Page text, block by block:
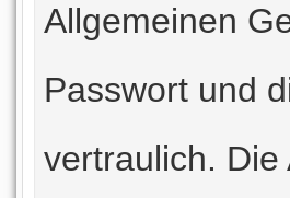
Allgemeinen
Passwort und
vertraulich.